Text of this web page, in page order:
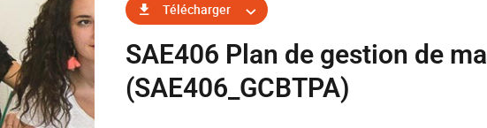
Télécharger
SAE406 Plan de gestion de
(SAE406_GCBTPA)